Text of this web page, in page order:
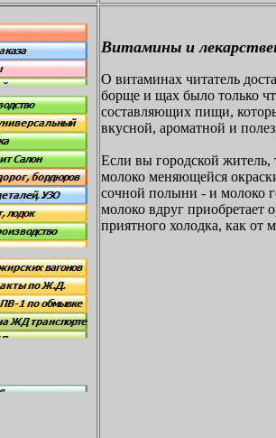
Витамины и
О витаминах читатель
борще и щах было только
составляющих пищи,
вкусной, ароматной и
Если вы городской житель,
молоко меняющейся
сочной полыни - и молоко
молоко вдруг приобретает
приятного холодка, как от